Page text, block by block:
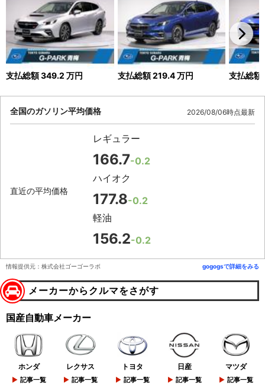
支払総額349.2 万円 支払総額219.4万円 支払総額
全国のガソリン平均価格 2026/08/06時点最新
直近の平均価格
レギュラー
166.7-0.2
ハイオク
177.8-0.2
軽油
156.2-0.2
情報提供元：株式会社ゴーゴーラボ gogogsで詳細をみる
メーカーからクルマをさがす
国産自動車メーカー
ホンダ
記事一覧
レクサス
記事一覧
トヨタ
記事一覧
日産
記事一覧
マツダ
記事一覧